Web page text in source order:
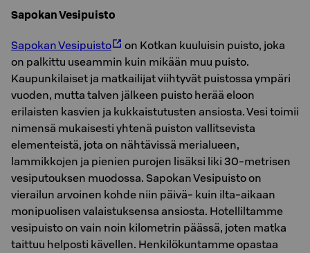
Sapokan Vesipuisto
Sapokan Vesipuisto
on Kotkan kuuluisin puisto, joka
on palkittu useammin kuin mikään muu puisto.
Kaupunkilaiset ja matkailijat viihtyvät puistossa ympäri
vuoden, mutta talven jälkeen puisto herää eloon
erilaisten kasvien ja kukkaistutusten ansiosta. Vesi toimii
nimensä mukaisesti yhtenä puiston vallitsevista
elementeistä, jota on nähtävissä merialueen,
lammikkojen ja pienien purojen lisäksi liki 30-metrisen
vesiputouksen muodossa. Sapokan Vesipuisto on
vierailun arvoinen kohde niin päivä- kuin ilta-aikaan
monipuolisen valaistuksensa ansiosta. Hotelliltamme
vesipuisto on vain noin kilometrin päässä, joten matka
taittuu helposti kävellen. Henkilökuntamme opastaa